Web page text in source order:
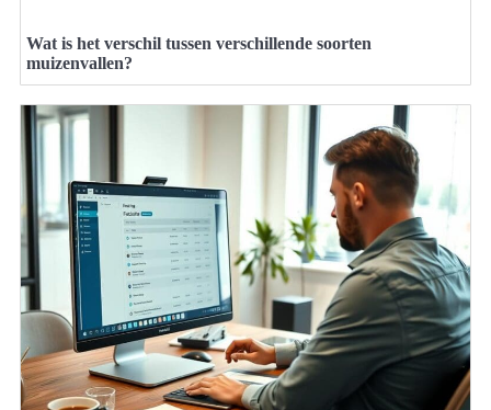
Wat is het verschil tussen verschillende soorten
muizenvallen?